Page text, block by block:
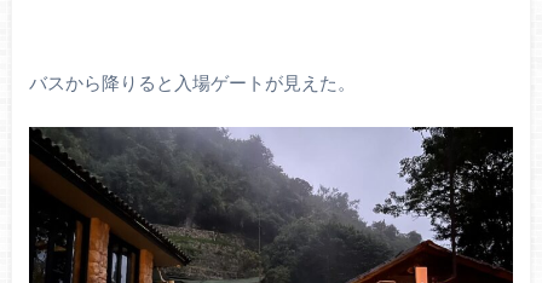
バスから降りると入場ゲートが見えた。